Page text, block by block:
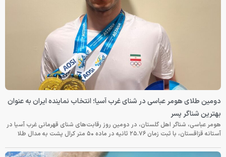
دومین طلای هومر عباسی در شنای غرب آسیا؛ انتخاب نماینده ایران به عنوان
بهترین شناگر پسر
هومر عباسی، شناگر اهل گلستان، در دومین روز رقابت‌های شنای قهرمانی غرب آسیا در
آستانه قزاقستان، با ثبت زمان ۲۵.۷۶ ثانیه در ماده ۵۰ متر کرال پشت به مدال طلا